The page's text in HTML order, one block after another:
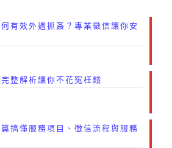
有效外遇抓姦？專業徵信讓你安
整解析讓你不花冤枉錢
搞懂服務項目、徵信流程與服務